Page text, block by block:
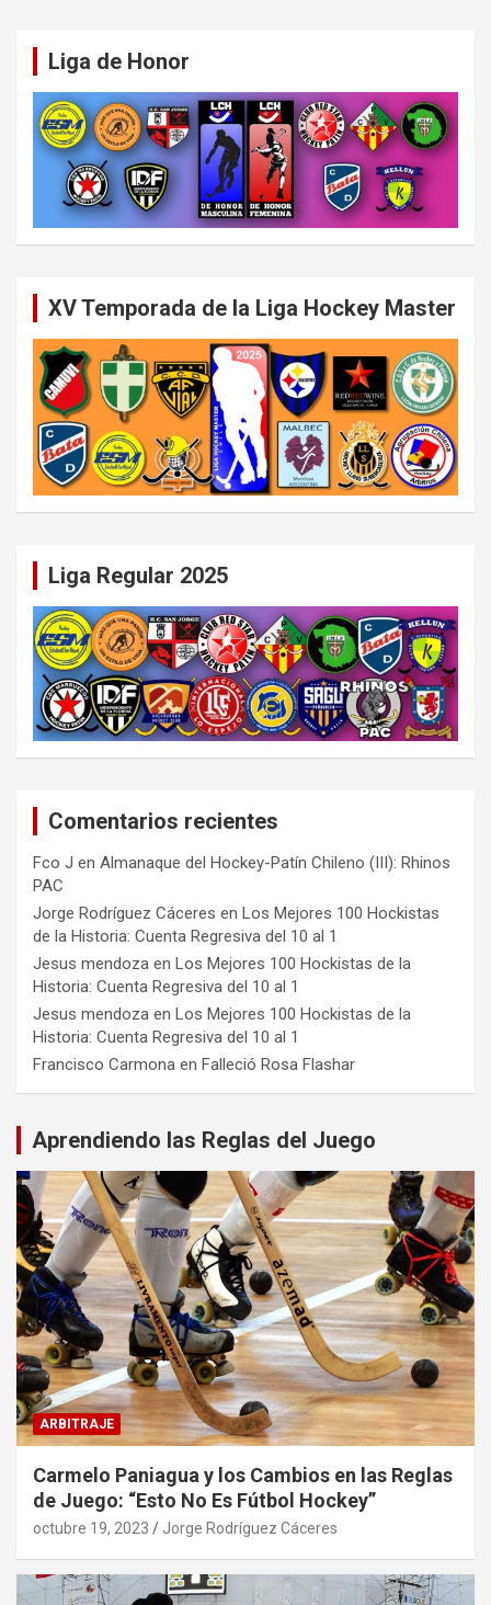
Liga de Honor
XV Temporada de la Liga Hockey Master
Liga Regular 2025
Comentarios recientes
Fco J en Almanaque del Hockey-Patín Chileno (III): Rhinos
PAC
Jorge Rodríguez Cáceres en Los Mejores 100 Hockistas
de la Historia: Cuenta Regresiva del 10 al 1
Jesus mendoza en Los Mejores 100 Hockistas de la
Historia: Cuenta Regresiva del 10 al 1
Jesus mendoza en Los Mejores 100 Hockistas de la
Historia: Cuenta Regresiva del 10 al 1
Francisco Carmona en Falleció Rosa Flashar
Aprendiendo las Reglas del Juego
ARBITRAJE
Carmelo Paniagua y los Cambios en las Reglas
de Juego: “Esto No Es Fútbol Hockey”
octubre 19, 2023 Jorge Rodríguez Cáceres